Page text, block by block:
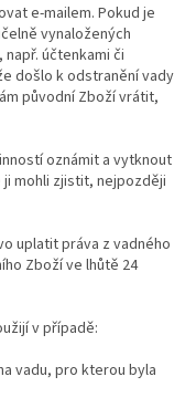
e-mailem. Pokud je
vynaložených
účtenkami či
došlo k odstranění vady
původní Zboží vrátit,
oznámit a vytknout
mohli zjistit, nejpozději
uplatit práva z vadného
Zboží ve lhůtě 24
v případě:
vadu, pro kterou byla